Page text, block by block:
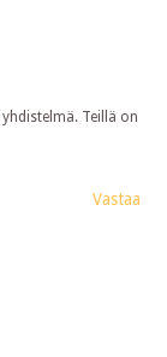
Teillä on
Vastaa